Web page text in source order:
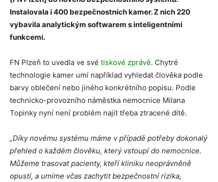
Instalovala i 400 bezpečnostních kamer. Z nich220
vybavila analytickým softwarem s inteligentními
funkcemi.
FN Plzeň to uvedla ve své tiskové zprávě. Chytré
technologie kamer umí například vyhledat člověka podle
barvy oblečení nebo jiného konkrétního popisu. Podle
technicko-provozního náměstka nemocnice Milana
Topinky nyní není problém najít třeba ztracené dítě.
„Díky novému systému máme v případě potřeby dokonalý
přehled o každém člověku, který vstoupí do nemocnice.
Můžeme trasovat pacienty, kteří kliniku neoprávněně
opustí, a umíme včas zachytit bezpečnostní rizika,